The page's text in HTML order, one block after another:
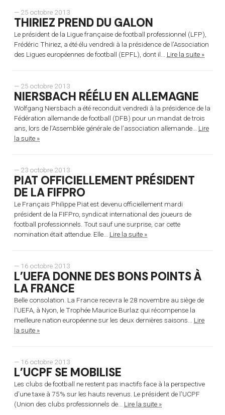
— 25 octobre 2013
THIRIEZ PREND DU GALON
Le président de la Ligue française de football professionnel (LFP),
Frédéric Thiriez, a été élu vendredi à la présidence de l’Association
des Ligues européennes de football (EPFL), dont il... Lire la suite »
— 25 octobre 2013
NIERSBACH RÉÉLU EN ALLEMAGNE
Wolfgang Niersbach a été reconduit vendredi à la présidence de la
Fédération allemande de football (DFB) pour un mandat de trois
ans, lors de l’Assemblée générale de l’association allemande... Lire
la suite »
— 23 octobre 2013
PIAT OFFICIELLEMENT PRÉSIDENT
DE LA FIFPRO
Le Français Philippe Piat est devenu officiellement mardi
président de la FIFPro, syndicat international des joueurs de
football professionnels. Tout sauf une surprise, car cette
nomination était attendue. Elle... Lire la suite »
— 16 octobre 2013
L’UEFA DONNE DES BONS POINTS À
LA FRANCE
Belle consolation. La France recevra le 28 novembre au siège de
l’UEFA, à Nyon, le Trophée Maurice Burlaz qui récompense la
meilleure nation européenne sur les deux dernières saisons... Lire
la suite »
— 16 octobre 2013
L’UCPF SE MOBILISE
Les clubs de football ne restent pas inactifs face à la perspective
d’une taxe à 75% sur les hauts revenus. Le président de l’UCPF
(Union des clubs professionnels de... Lire la suite »